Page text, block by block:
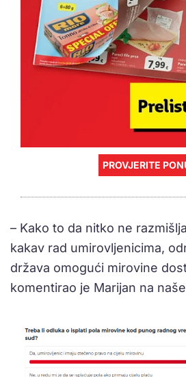
PROVJERITE
– Kako to da nitko ne
kakav rad umirovljenicima,
država omogući mirovine
komentirao je Marijan na